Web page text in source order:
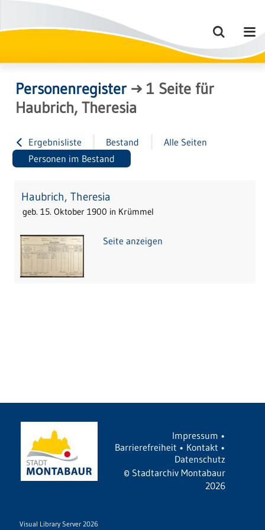
Personenregister→1 Seite für
Haubrich, Theresia
Ergebnisliste Bestand
Alle Seiten
Personen im Bestand
Haubrich, Theresia
geb. 15. Oktober 1900 in Krümmel
Seite anzeigen
Impressum •
Barrierefreiheit • Kontakt •
Datenschutz
© Stadtarchiv Montabaur
2026
Visual Library Server 2026